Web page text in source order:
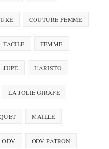
COUTURE FEMME
FACILE FEMME
JUPE L'ARISTO
LA JOLIE GIRAFE
MAILLE
ODV ODV PATRON